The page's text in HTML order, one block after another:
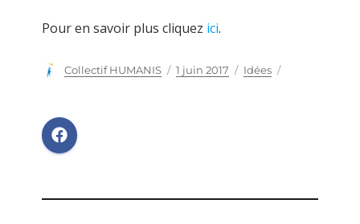
Pour en savoir plus cliquez ici.
Auteur
Collectif HUMANIS
Publié
1 juin 2017 Catégories
Idées